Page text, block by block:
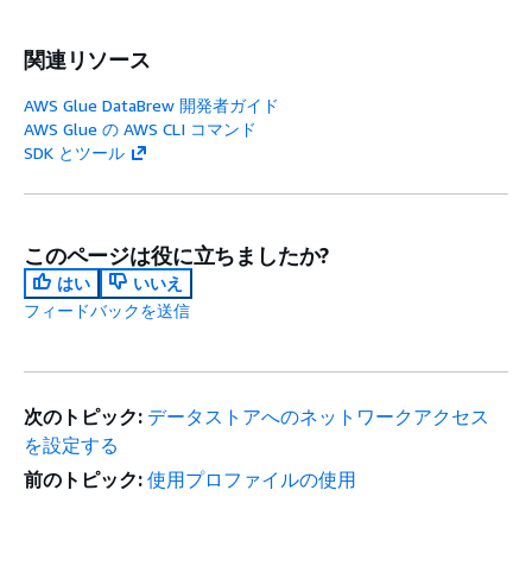
関連リソース
AWS Glue DataBrew 開発者ガイド
AWS Glue の AWS CLI コマンド
SDK とツール
このページは役に立ちましたか?
はい
いいえ
フィードバックを送信
次のトピック: データストアへのネットワークアクセス
を設定する
前のトピック: 使用プロファイルの使用